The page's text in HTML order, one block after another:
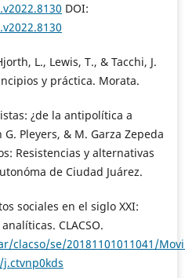
DOI:
L., Lewis, T., & Tacchi, J.
y práctica. Morata.
¿de la antipolítica a
Pleyers, & M. Garza Zepeda
Resistencias y alternativas
de Ciudad Juárez.
sociales en el siglo XXI:
CLACSO.
clacso/se/20181101011041/